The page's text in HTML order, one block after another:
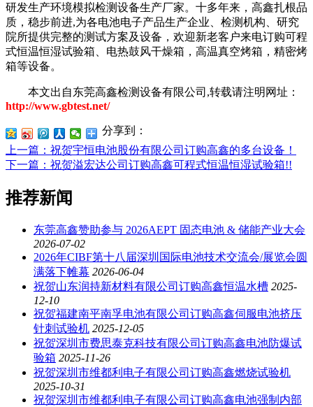
研发生产环境模拟检测设备生产厂家。十多年来，高鑫扎根品
质，稳步前进,为各电池电子产品生产企业、检测机构、研究
院所提供完整的测试方案及设备，欢迎新老客户来电订购可程
式恒温恒湿试验箱、电热鼓风干燥箱，高温真空烤箱，精密烤
箱等设备。
本文出自东莞高鑫检测设备有限公司 ,转载请注明网址：
http://www.gbtest.net/
分享到：
上一篇 ：祝贺宇恒电池股份有限公司订购高鑫的多台设备！
下一篇 ：祝贺溢宏达公司订购高鑫可程式恒温恒湿试验箱!!
推荐新闻
东莞高鑫赞助参与 2026AEPT 固态电池 & 储能产业大会
2026-07-02
2026年CIBF第十八届深圳国际电池技术交流会/展览会圆
满落下帷幕 2026-06-04
祝贺山东润持新材料有限公司订购高鑫恒温水槽 2025-
12-10
祝贺福建南平南孚电池有限公司订购高鑫伺服电池挤压
针刺试验机 2025-12-05
祝贺深圳市费思泰克科技有限公司订购高鑫电池防爆试
验箱 2025-11-26
祝贺深圳市维都利电子有限公司订购高鑫燃烧试验机
2025-10-31
祝贺深圳市维都利电子有限公司订购高鑫电池强制内部